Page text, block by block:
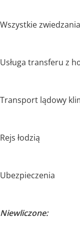
Wszystkie
Usługa transferu z
Transport lądowy
Rejs łodzią
Ubezpieczenia
Niewliczone: